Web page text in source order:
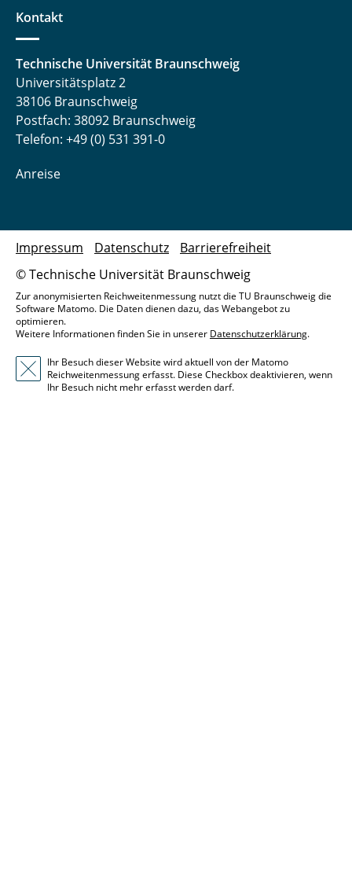
Kontakt
Technische Universität Braunschweig
Universitätsplatz 2
38106 Braunschweig
Postfach: 38092 Braunschweig
Telefon: +49 (0) 531 391-0
Anreise
© Technische Universität Braunschweig
Impressum Datenschutz Barrierefreiheit
Zur anonymisierten Reichweitenmessung nutzt die TU Braunschweig die
Software Matomo. Die Daten dienen dazu, das Webangebot zu
optimieren.
Weitere Informationen finden Sie in unserer Datenschutzerklärung.
Ihr Besuch dieser Website wird aktuell von der Matomo
Reichweitenmessung erfasst. Diese Checkbox deaktivieren, wenn
Ihr Besuch nicht mehr erfasst werden darf.